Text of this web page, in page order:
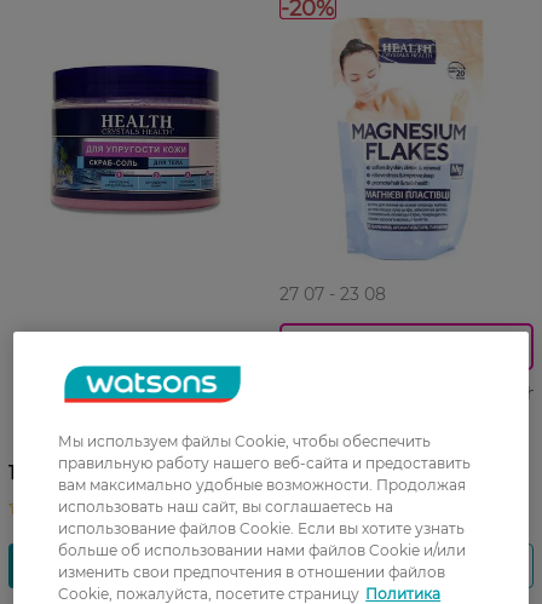
для упругости кожи 500 мл
115,99 ГРН
-20%
27 07 - 23 08
Соль для ванн Crystal Health
99,99 ГРН
79,99 ГРН
Мы используем файлы Cookie, чтобы обеспечить
правильную работу нашего веб-сайта и предоставить
вам максимально удобные возможности. Продолжая
использовать наш сайт, вы соглашаетесь на
использование файлов Cookie. Если вы хотите узнать
больше об использовании нами файлов Cookie и/или
изменить свои предпочтения в отношении файлов
Cookie, пожалуйста, посетите страницу Политика